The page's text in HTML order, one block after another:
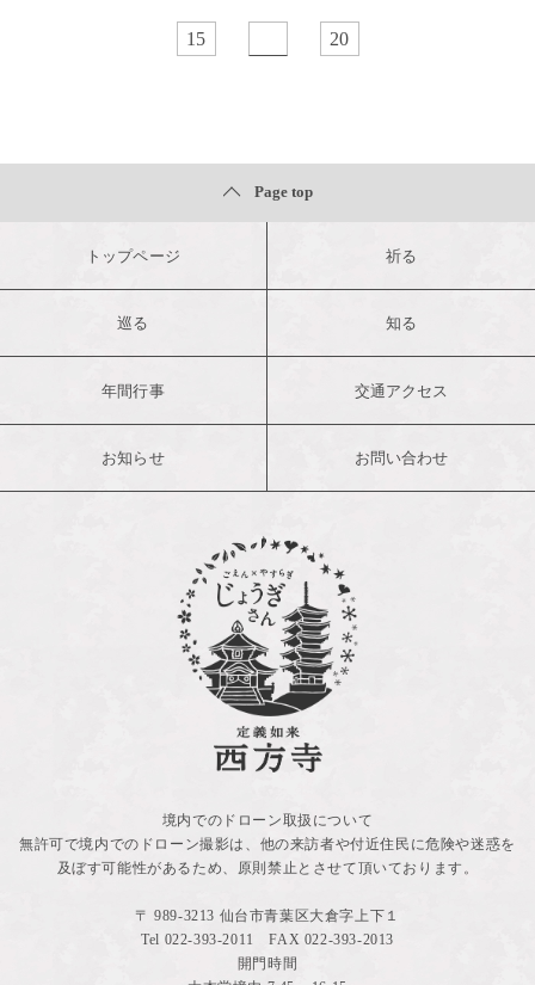
15 20
Page top
トップページ 祈る
巡る 知る
年間行事 交通アクセス
お知らせ お問い合わせ
境内でのドローン取扱について
無許可で境内でのドローン撮影は、他の来訪者や付近住民に危険や迷惑を
及ぼす可能性があるため、原則禁止とさせて頂いております。
〒 989-3213 仙台市青葉区大倉字上下１
Tel 022-393-2011
FAX 022-393-2013
開門時間